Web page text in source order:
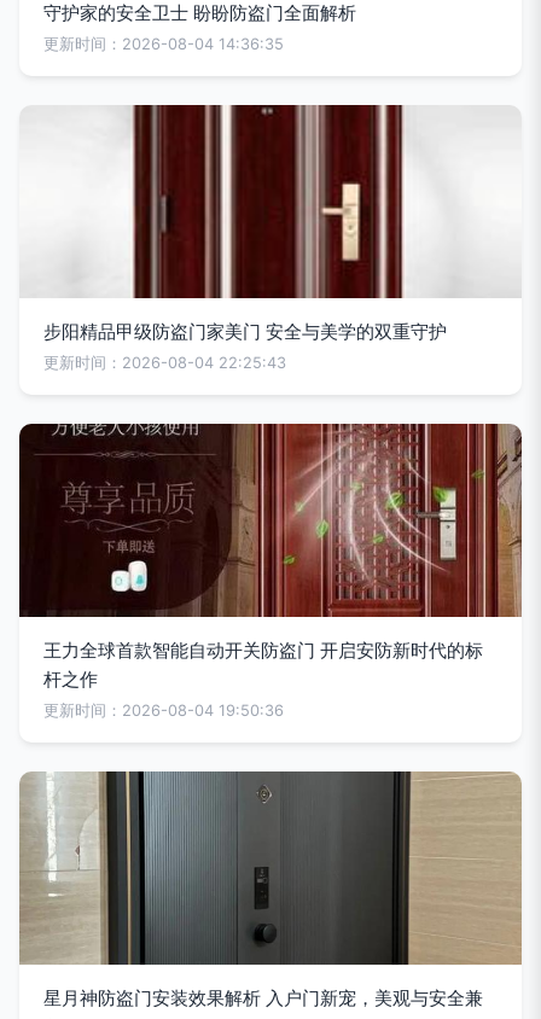
守护家的安全卫士 盼盼防盗门全面解析
更新时间：2026-08-04 14:36:35
步阳精品甲级防盗门家美门 安全与美学的双重守护
更新时间：2026-08-04 22:25:43
王力全球首款智能自动开关防盗门 开启安防新时代的标
杆之作
更新时间：2026-08-04 19:50:36
星月神防盗门安装效果解析 入户门新宠，美观与安全兼